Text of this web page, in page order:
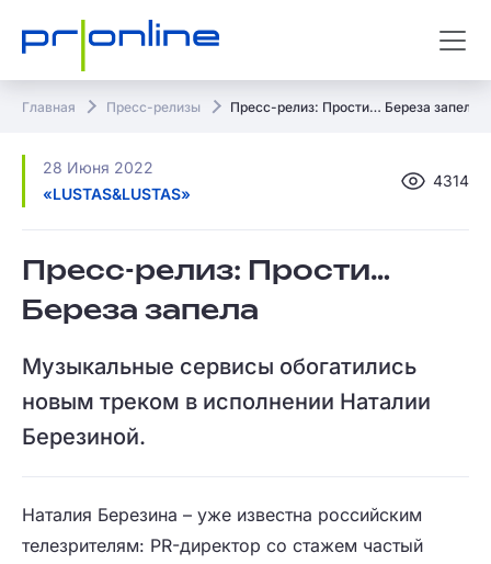
Главная Пресс-релизы Пресс-релиз: Прости… Береза запела
28 Июня 2022
«LUSTAS&LUSTAS»
4314
Пресс-релиз: Прости…
Береза запела
Музыкальные сервисы обогатились
новым треком в исполнении Наталии
Березиной.
Наталия Березина – уже известна российским
телезрителям: PR-директор со стажем частый